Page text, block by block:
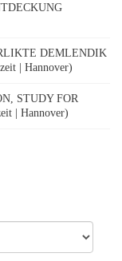
DEMLENDIK
| Hannover)
STUDY FOR
| Hannover)